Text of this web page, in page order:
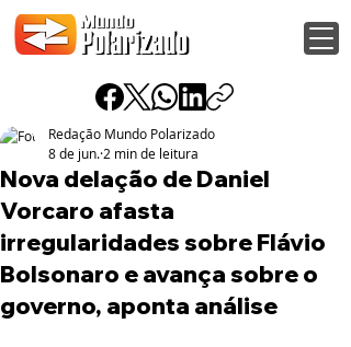
Nova delação de Daniel
Vorcaro afasta
irregularidades sobre Flávio
Bolsonaro e avança sobre o
governo, aponta análise
Redação Mundo Polarizado
8 de jun. 2 min de leitura